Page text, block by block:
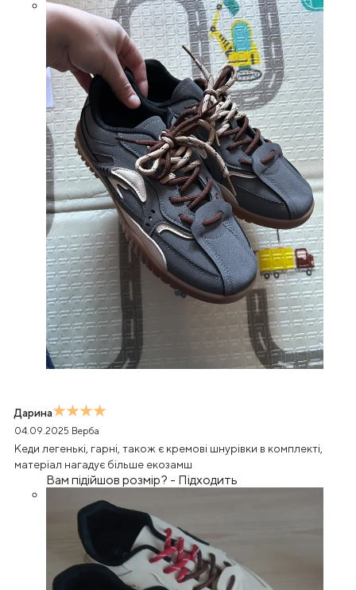
Дарина
04.09.2025 Верба
Кеди легенькі, гарні, також є кремові шнурівки в комплекті,
матеріал нагадує більше екозамш
Вам підійшов розмір? - Підходить